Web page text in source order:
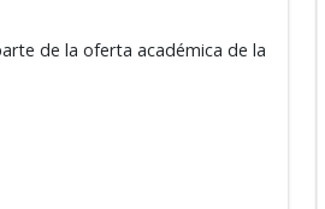
de la oferta académica de la